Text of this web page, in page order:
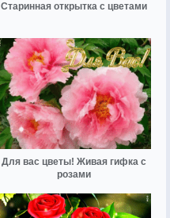
Старинная открытка с цветами
Для вас цветы! Живая гифка с
розами